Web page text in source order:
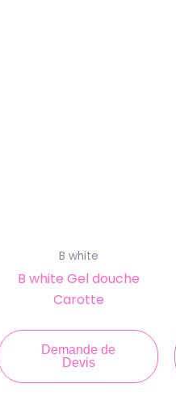
B white
B white Gel douche
Carotte
Demande de
Devis